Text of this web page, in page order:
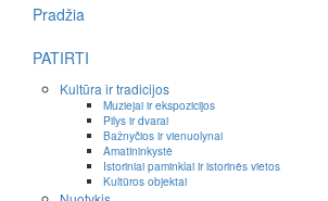
Pradžia
PATIRTI
Kultūra ir tradicijos
Muziejai ir ekspozicijos
Pilys ir dvarai
Bažnyčios ir vienuolynai
Amatininkystė
Istoriniai paminklai ir istorinės vietos
Kultūros objektai